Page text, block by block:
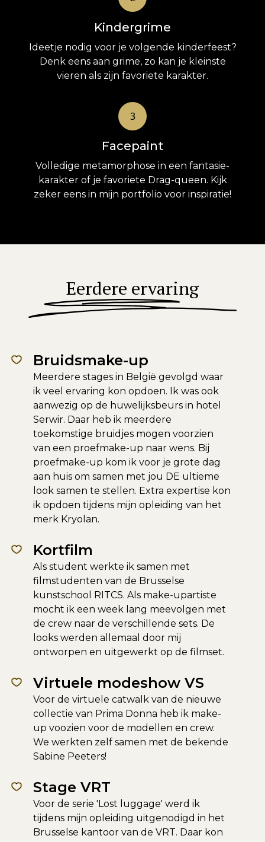
Kindergrime
Ideetje nodig voor je volgende kinderfeest?
Denk eens aan grime, zo kan je kleinste
vieren als zijn favoriete karakter.
3
Facepaint
Volledige metamorphose in een fantasie-
karakter of je favoriete Drag-queen. Kijk
zeker eens in mijn portfolio voor inspiratie!
Eerdere ervaring
Bruidsmake-up
Meerdere stages in België gevolgd waar
ik veel ervaring kon opdoen. Ik was ook
aanwezig op de huwelijksbeurs in hotel
Serwir. Daar heb ik meerdere
toekomstige bruidjes mogen voorzien
van een proefmake-up naar wens. Bij
proefmake-up kom ik voor je grote dag
aan huis om samen met jou DE ultieme
look samen te stellen. Extra expertise kon
ik opdoen tijdens mijn opleiding van het
merk Kryolan.
Kortfilm
Als student werkte ik samen met
filmstudenten van de Brusselse
kunstschool RITCS. Als make-upartiste
mocht ik een week lang meevolgen met
de crew naar de verschillende sets. De
looks werden allemaal door mij
ontworpen en uitgewerkt op de filmset.
Virtuele modeshow VS
Voor de virtuele catwalk van de nieuwe
collectie van Prima Donna heb ik make-
up voozien voor de modellen en crew.
We werkten zelf samen met de bekende
Sabine Peeters!
Stage VRT
Voor de serie 'Lost luggage' werd ik
tijdens mijn opleiding uitgenodigd in het
Brusselse kantoor van de VRT. Daar kon